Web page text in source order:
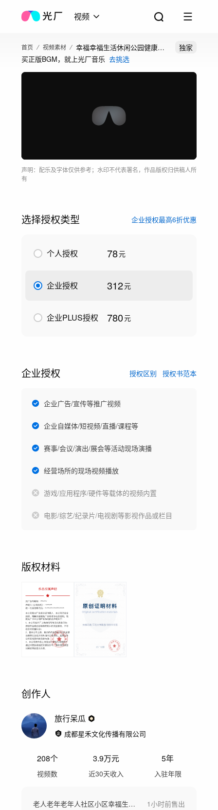
视频
首页 视频素材
幸福幸福生活休闲公园健康锻
炼康养美好老人
独家
买正版BGM，就上光厂音乐 去挑选
声明：配乐及字体仅供参考；水印不代表署名，作品版权归供稿人所
有
选择授权类型 企业授权最高6折优惠
个人授权 78元
企业授权 312元
企业PLUS授权 780元
企业授权 授权区别 授权书范本
企业广告/宣传等推广视频
企业自媒体/短视频/直播/课程等
赛事/会议/演出/展会等活动现场演播
经营场所的现场视频播放
游戏/应用程序/硬件等载体的视频内置
电影/综艺/纪录片/电视剧等影视作品或栏目
版权材料
创作人
旅行呆瓜
成都星禾文化传播有限公司
208个
视频数
3.9万元
近30天收入
5年
入驻年限
老人老年老年人社区小区幸福生活健康养老 1小时前售出